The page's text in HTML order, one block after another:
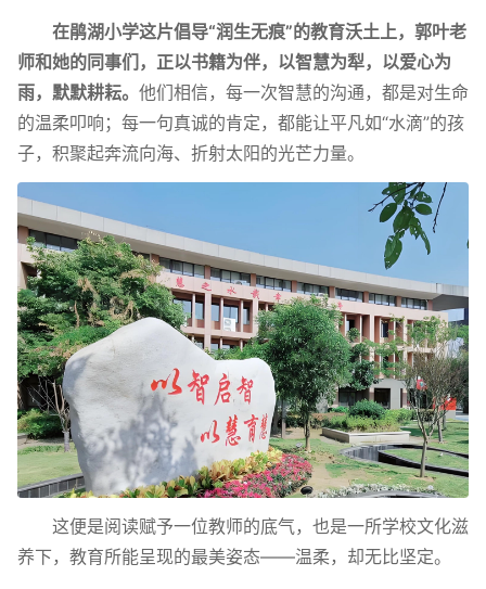
在鹃湖小学这片倡导“润生无痕”的教育沃土上，郭叶老
师和她的同事们，正以书籍为伴，以智慧为犁，以爱心为
雨，默默耕耘。 他们相信，每一次智慧的沟通，都是对生命
的温柔叩响；每一句真诚的肯定，都能让平凡如“水滴”的孩
子，积聚起奔流向海、折射太阳的光芒力量。
这便是阅读赋予一位教师的底气，也是一所学校文化滋
养下，教育所能呈现的最美姿态——温柔，却无比坚定。